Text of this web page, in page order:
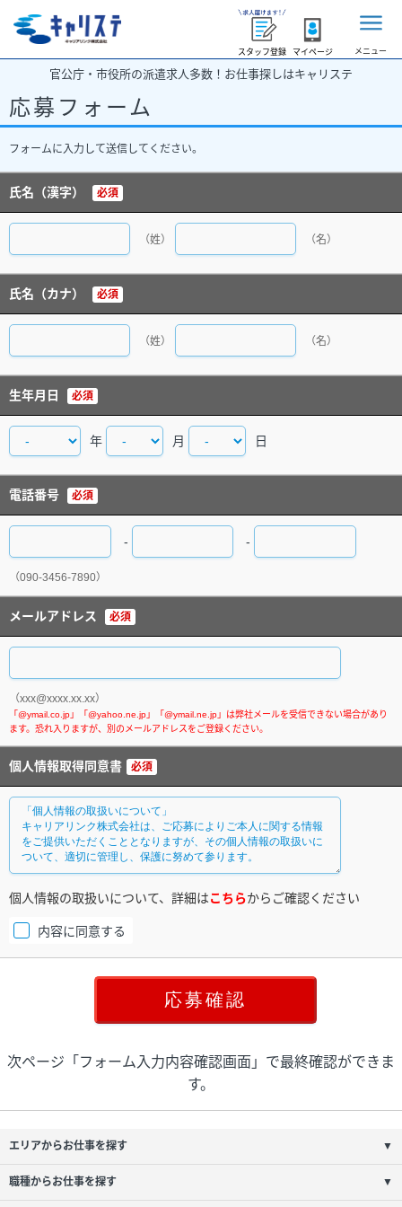
スタッフ登録 マイページ メニュー
官公庁・市役所の派遣求人多数！お仕事探しはキャリステ
応募フォーム
フォームに入力して送信してください。
氏名（漢字） 必須
（姓） （名）
氏名（カナ） 必須
（姓） （名）
生年月日 必須
年 月 日
電話番号 必須
- -
（090-3456-7890）
メールアドレス 必須
（xxx@xxxx.xx.xx）
個人情報取得同意書 必須
個人情報の取扱いについて、詳細はこちらからご確認ください
内容に同意する
次ページ「フォーム入力内容確認画面」で最終確認ができま
す。
エリアからお仕事を探す ▼
職種からお仕事を探す ▼